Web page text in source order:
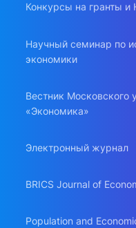
Конкурсы на гранты и
Научный семинар по
экономики
Вестник Московского
«Экономика»
Электронный журнал
BRICS Journal of
Population and